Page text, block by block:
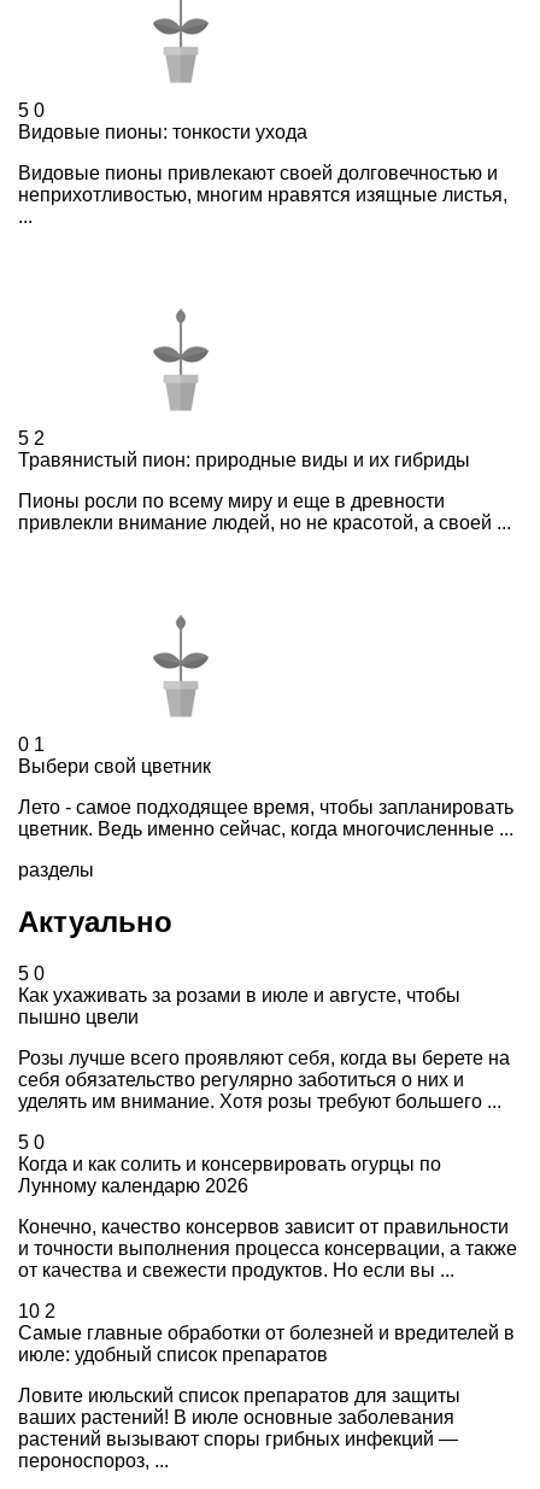
5 0
Видовые пионы: тонкости ухода
Видовые пионы привлекают своей долговечностью и
неприхотливостью, многим нравятся изящные листья,
...
5 2
Травянистый пион: природные виды и их гибриды
Пионы росли по всему миру и еще в древности
привлекли внимание людей, но не красотой, а своей ...
0 1
Выбери свой цветник
Лето - самое подходящее время, чтобы запланировать
цветник. Ведь именно сейчас, когда многочисленные ...
разделы
Актуально
5 0
Как ухаживать за розами в июле и августе, чтобы
пышно цвели
Розы лучше всего проявляют себя, когда вы берете на
себя обязательство регулярно заботиться о них и
уделять им внимание. Хотя розы требуют большего ...
5 0
Когда и как солить и консервировать огурцы по
Лунному календарю 2026
Конечно, качество консервов зависит от правильности
и точности выполнения процесса консервации, а также
от качества и свежести продуктов. Но если вы ...
10 2
Самые главные обработки от болезней и вредителей в
июле: удобный список препаратов
Ловите июльский список препаратов для защиты
ваших растений! В июле основные заболевания
растений вызывают споры грибных инфекций —
пероноспороз, ...